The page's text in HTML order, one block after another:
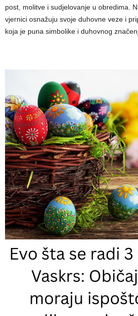
post, molitve i sudjelovanje u obredima.
vjernici osnažuju svoje duhovne veze i
koja je puna simbolike i duhovnog